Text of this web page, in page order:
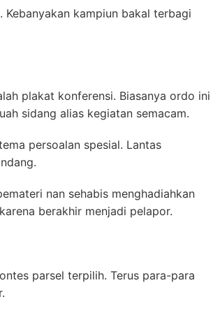
kampiun bakal terbagi
plakat konferensi. Biasanya ordo ini
sidang alias kegiatan semacam.
persoalan spesial. Lantas
nan sehabis menghadiahkan
berakhir menjadi pelapor.
parsel terpilih. Terus para-para